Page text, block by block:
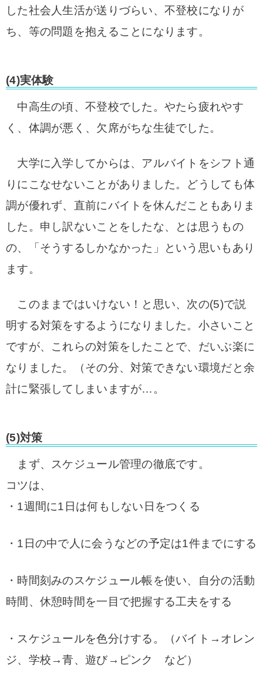
した社会人生活が送りづらい、不登校になりが
ち、等の問題を抱えることになります。
(4)実体験
中高生の頃、不登校でした。やたら疲れやす
く、体調が悪く、欠席がちな生徒でした。
大学に入学してからは、アルバイトをシフト通
りにこなせないことがありました。どうしても体
調が優れず、直前にバイトを休んだこともありま
した。申し訳ないことをしたな、とは思うもの
の、「そうするしかなかった」という思いもあり
ます。
このままではいけない！と思い、次の(5)で説
明する対策をするようになりました。小さいこと
ですが、これらの対策をしたことで、だいぶ楽に
なりました。（その分、対策できない環境だと余
計に緊張してしまいますが…。
(5)対策
まず、スケジュール管理の徹底です。
コツは、
・1週間に1日は何もしない日をつくる
・1日の中で人に会うなどの予定は1件までにする
・時間刻みのスケジュール帳を使い、自分の活動
時間、休憩時間を一目で把握する工夫をする
・スケジュールを色分けする。（バイト→オレン
ジ、学校→青、遊び→ピンク など）